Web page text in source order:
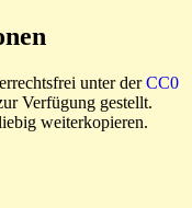
unter derCC0
Verfügung gestellt.
weiterkopieren.